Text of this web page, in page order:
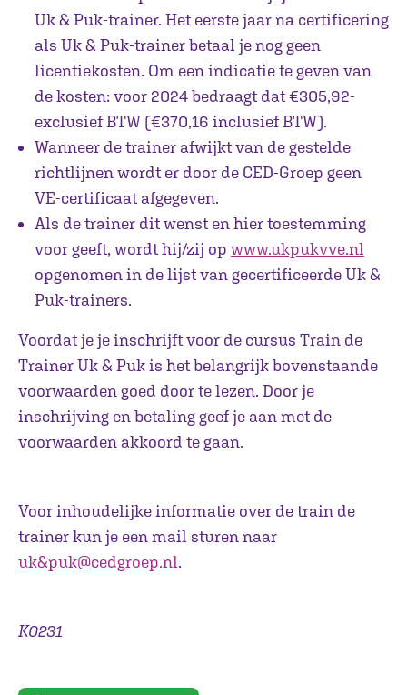
Uk & Puk-trainer. Het eerste jaar na certificering
als Uk & Puk-trainer betaal je nog geen
licentiekosten. Om een indicatie te geven van
de kosten: voor 2024 bedraagt dat €305,92-
exclusief BTW (€370,16 inclusief BTW).
Wanneer de trainer afwijkt van de gestelde
richtlijnen wordt er door de CED-Groep geen
VE-certificaat afgegeven.
Als de trainer dit wenst en hier toestemming
voor geeft, wordt hij/zij op www.ukpukvve.nl
opgenomen in de lijst van gecertificeerde Uk &
Puk-trainers.
Voordat je je inschrijft voor de cursus Train de
Trainer Uk & Puk is het belangrijk bovenstaande
voorwaarden goed door te lezen. Door je
inschrijving en betaling geef je aan met de
voorwaarden akkoord te gaan.
Voor inhoudelijke informatie over de train de
trainer kun je een mail sturen naar
uk&puk@cedgroep.nl.
K0231